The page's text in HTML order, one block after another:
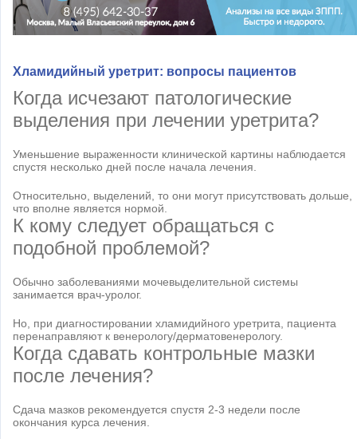
Хламидийный уретрит: вопросы пациентов
Когда исчезают патологические
выделения при лечении уретрита?
Уменьшение выраженности клинической картины наблюдается
спустя несколько дней после начала лечения.
Относительно, выделений, то они могут присутствовать дольше,
что вполне является нормой.
К кому следует обращаться с
подобной проблемой?
Обычно заболеваниями мочевыделительной системы
занимается врач-уролог.
Но, при диагностировании хламидийного уретрита, пациента
перенаправляют к венерологу/дерматовенерологу.
Когда сдавать контрольные мазки
после лечения?
Сдача мазков рекомендуется спустя 2-3 недели после
окончания курса лечения.